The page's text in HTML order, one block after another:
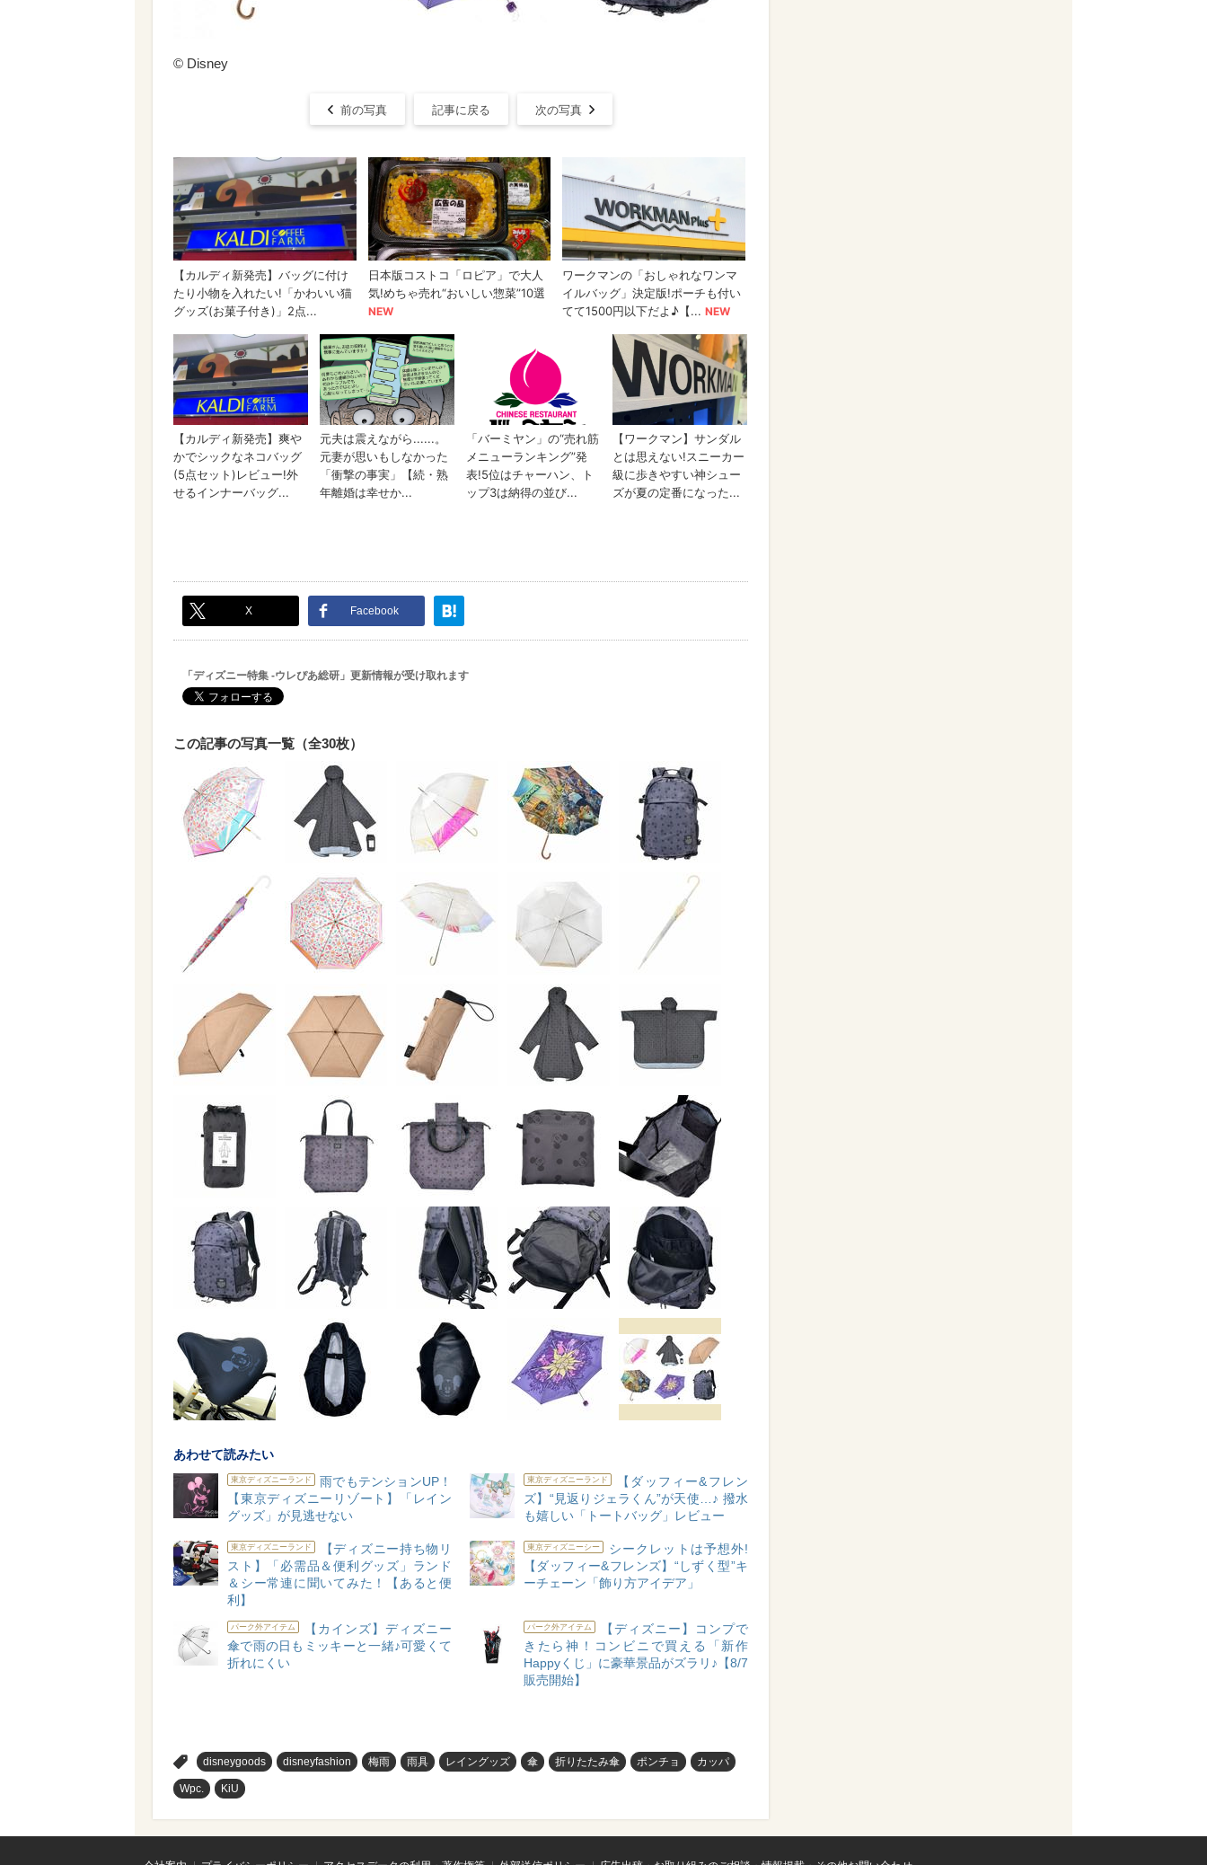
© ︎Disney
前の写真 記事に戻る 次の写真
X Facebook
「ディズニー特集 -ウレぴあ総研」更新情報が受け取れます
この記事の写真一覧（全30枚）
あわせて読みたい
東京ディズニーランド
雨でもテンションUP！
【東京ディズニーリゾート】「レイン
グッズ」が見逃せない
東京ディズニーランド
【ダッフィー&フレン
ズ】“見返りジェラくん”が天使…♪ 撥水
も嬉しい「トートバッグ」レビュー
東京ディズニーランド
【ディズニー持ち物リ
スト】「必需品＆便利グッズ」ランド
＆シー常連に聞いてみた！【あると便
利】
東京ディズニーシー
シークレットは予想外!
【ダッフィー&フレンズ】“しずく型”キ
ーチェーン「飾り方アイデア」
パーク外アイテム
【カインズ】ディズニー
傘で雨の日もミッキーと一緒♪可愛くて
折れにくい
パーク外アイテム
【ディズニー】コンプで
きたら神！コンビニで買える「新作
Happyくじ」に豪華景品がズラリ♪【8/7
販売開始】
disneygoods disneyfashion 梅雨 雨具 レイングッズ 傘 折りたたみ傘 ポンチョ カッパ
Wpc. KiU